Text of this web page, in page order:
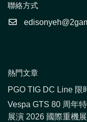
聯絡方式
熱門文章
PGO TIG DC Line 限
Vespa GTS 80 周年
展演 2026 國際重機展